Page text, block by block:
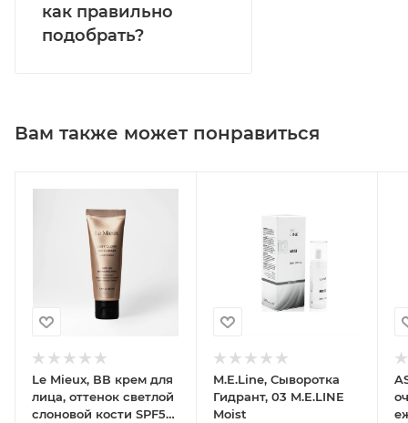
как правильно
подобрать?
Вам также может понравиться
Le Mieux, ВВ крем для
лица, оттенок светлой
слоновой кости SPF50,
M.E.Line, Сыворотка
Гидрант, 03 M.E.LINE
Moist